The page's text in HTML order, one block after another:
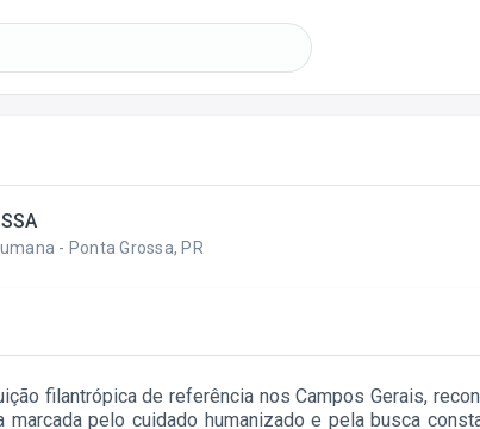
- Ponta Grossa, PR
filantrópica de referência nos Campos Gerais,
marcada pelo cuidado humanizado e pela busca